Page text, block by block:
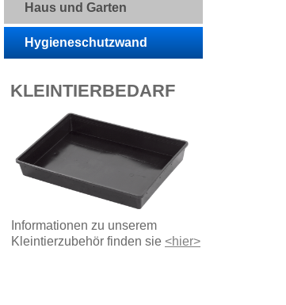
Haus und Garten
Hygieneschutzwand
KLEINTIERBEDARF
Informationen zu unserem
Kleintierzubehör finden sie <hier>